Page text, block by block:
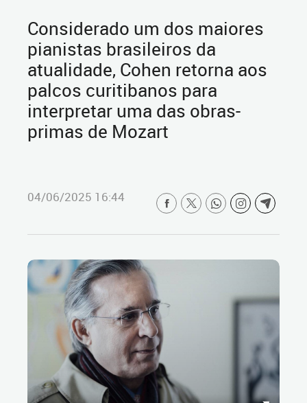
Considerado um dos maiores
pianistas brasileiros da
atualidade, Cohen retorna aos
palcos curitibanos para
interpretar uma das obras-
primas de Mozart
04/06/2025 16:44